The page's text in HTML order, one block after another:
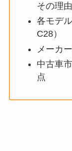
その理由
各モデ
C28）
メーカ
中古車
点